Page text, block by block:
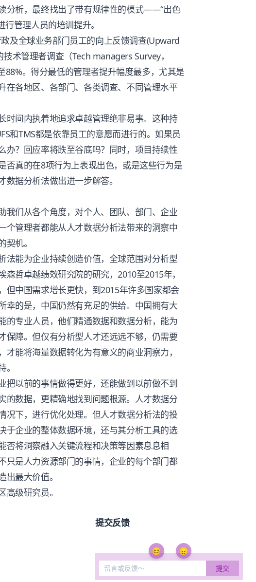
分析，最终找出了带有规律性的模式——“出色
管理人员的培训提升。
及全球业务部门员工的向上反馈调查(Upward
术管理者调查（Tech managers Survey，
88%。得分最低的管理者提升幅度最多，尤其是
在各地区、各部门、各类调查、不同管理水平
时间内执着地追求卓越管理绝非易事。这种持
和TMS都是依靠员工的意愿而进行的。如果员
办？回应率将跌至谷底吗？同时，项目持续性
否真的在8项行为上表现出色，或是这些行为是
据分析法做出进一步解答。
我们从各个角度，对个人、团队、部门、企业
个管理者都能从人才数据分析法带来的洞察中
机。
法能为企业持续创造价值，全球范围对分析型
哲卓越绩效研究院的研究，2010至2015年，
但中国需求增长更快，到2015年许多国家都会
幸的是，中国仍然有充足的供给。中国拥有大
的专业人员，他们精通数据和数据分析，能为
保障。但仅有分析型人才还远远不够，仍需要
能将海量数据转化为有意义的商业洞察力，
把以前的事情做得更好，还能做到以前做不到
的数据，更精确地找到问题根源。人才数据分
况下，进行优化处理。但人才数据分析法的投
于企业的整体数据环境，还与其分析工具的选
否将洞察融入关键流程和决策等因素息息相
只是人力资源部门的事情，企业的每个部门都
出最大价值。
级研究员。
提交反馈
😊 😞